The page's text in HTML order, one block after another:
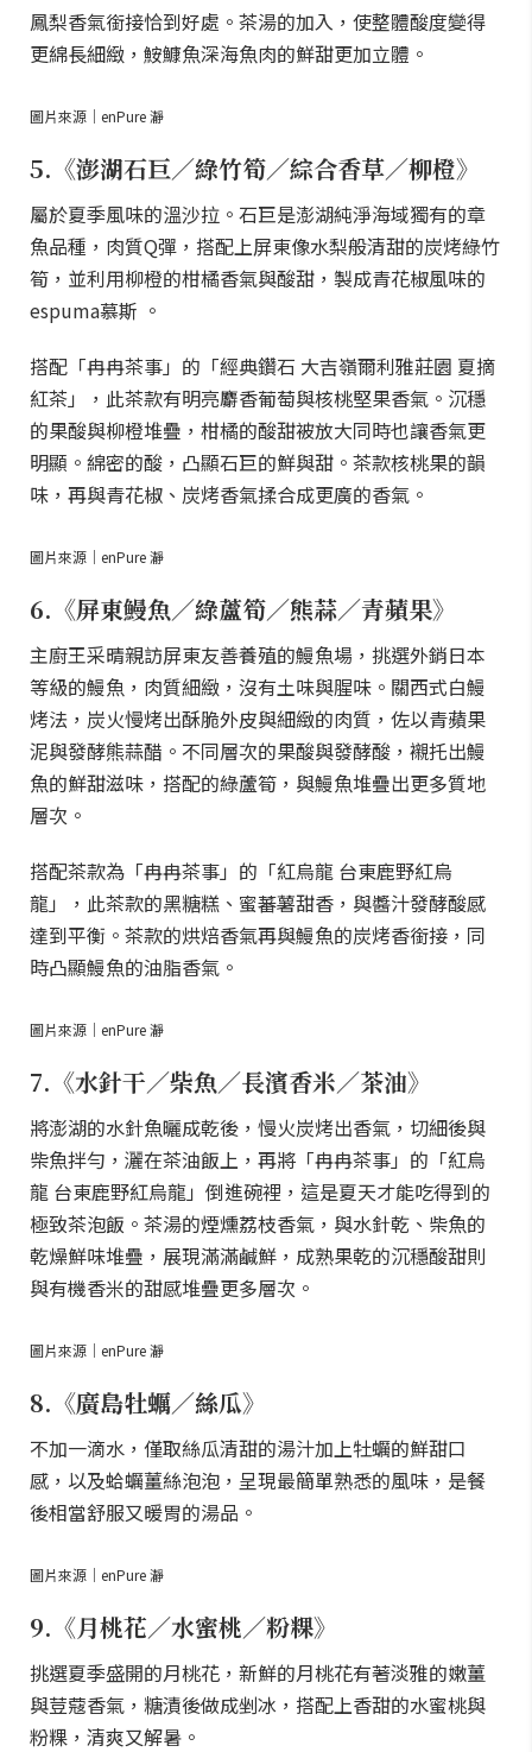
鳳梨香氣銜接恰到好處。茶湯的加入，使整體酸度變得
更綿長細緻，鮟鱇魚深海魚肉的鮮甜更加立體。
圖片來源｜enPure 瀞
5.《澎湖石巨／綠竹筍／綜合香草／柳橙》
屬於夏季風味的溫沙拉。石巨是澎湖純淨海域獨有的章
魚品種，肉質Q彈，搭配上屏東像水梨般清甜的炭烤綠竹
筍，並利用柳橙的柑橘香氣與酸甜，製成青花椒風味的
espuma慕斯 。
搭配「冉冉茶事」的「經典鑽石 大吉嶺爾利雅莊園 夏摘
紅茶」，此茶款有明亮麝香葡萄與核桃堅果香氣。沉穩
的果酸與柳橙堆疊，柑橘的酸甜被放大同時也讓香氣更
明顯。綿密的酸，凸顯石巨的鮮與甜。茶款核桃果的韻
味，再與青花椒、炭烤香氣揉合成更廣的香氣。
圖片來源｜enPure 瀞
6.《屏東鰻魚／綠蘆筍／熊蒜／青蘋果》
主廚王采晴親訪屏東友善養殖的鰻魚場，挑選外銷日本
等級的鰻魚，肉質細緻，沒有土味與腥味。關西式白鰻
烤法，炭火慢烤出酥脆外皮與細緻的肉質，佐以青蘋果
泥與發酵熊蒜醋。不同層次的果酸與發酵酸，襯托出鰻
魚的鮮甜滋味，搭配的綠蘆筍，與鰻魚堆疊出更多質地
層次。
搭配茶款為「冉冉茶事」的「紅烏龍 台東鹿野紅烏
龍」，此茶款的黑糖糕、蜜蕃薯甜香，與醬汁發酵酸感
達到平衡。茶款的烘焙香氣再與鰻魚的炭烤香銜接，同
時凸顯鰻魚的油脂香氣。
圖片來源｜enPure 瀞
7.《水針干／柴魚／長濱香米／茶油》
將澎湖的水針魚曬成乾後，慢火炭烤出香氣，切細後與
柴魚拌勻，灑在茶油飯上，再將「冉冉茶事」的「紅烏
龍 台東鹿野紅烏龍」倒進碗裡，這是夏天才能吃得到的
極致茶泡飯。茶湯的煙燻荔枝香氣，與水針乾、柴魚的
乾燥鮮味堆疊，展現滿滿鹹鮮，成熟果乾的沉穩酸甜則
與有機香米的甜感堆疊更多層次。
圖片來源｜enPure 瀞
8.《廣島牡蠣／絲瓜》
不加一滴水，僅取絲瓜清甜的湯汁加上牡蠣的鮮甜口
感，以及蛤蠣薑絲泡泡，呈現最簡單熟悉的風味，是餐
後相當舒服又暖胃的湯品。
圖片來源｜enPure 瀞
9.《月桃花／水蜜桃／粉粿》
挑選夏季盛開的月桃花，新鮮的月桃花有著淡雅的嫩薑
與荳蔻香氣，糖漬後做成剉冰，搭配上香甜的水蜜桃與
粉粿，清爽又解暑。